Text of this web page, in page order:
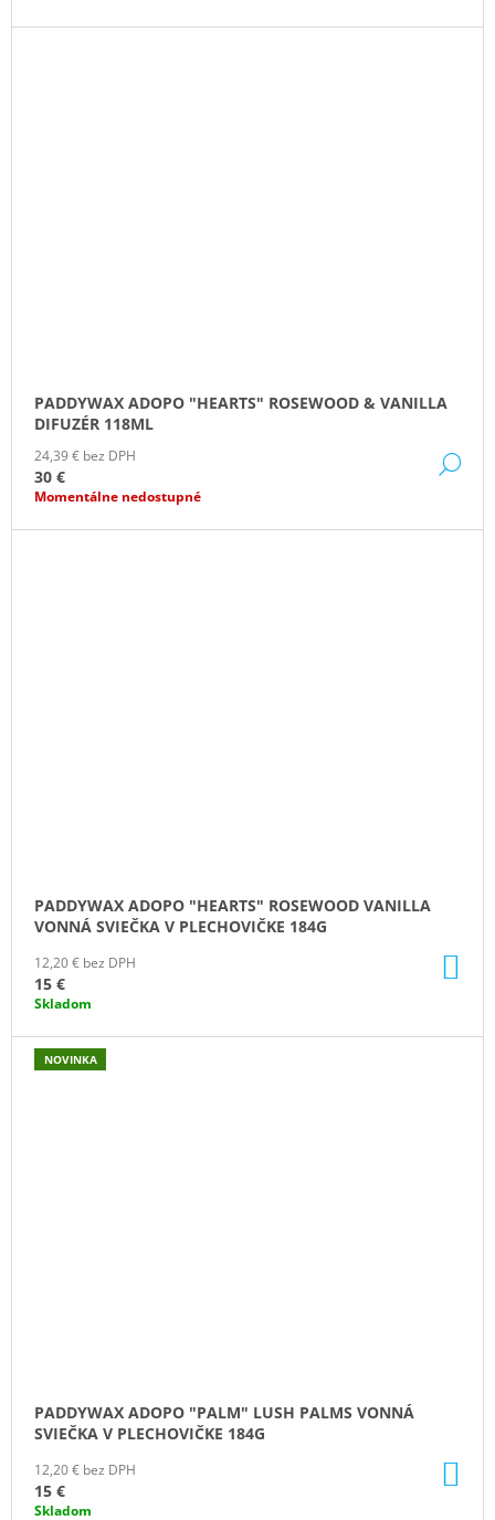
PADDYWAX ADOPO "HEARTS" ROSEWOOD & VANILLA
DIFUZÉR 118ML
24,39 € bez DPH
30 €
Momentálne nedostupné
PADDYWAX ADOPO "HEARTS" ROSEWOOD VANILLA
VONNÁ SVIEČKA V PLECHOVIČKE 184G
12,20 € bez DPH
15 €
Skladom
NOVINKA
PADDYWAX ADOPO "PALM" LUSH PALMS VONNÁ
SVIEČKA V PLECHOVIČKE 184G
12,20 € bez DPH
15 €
Skladom